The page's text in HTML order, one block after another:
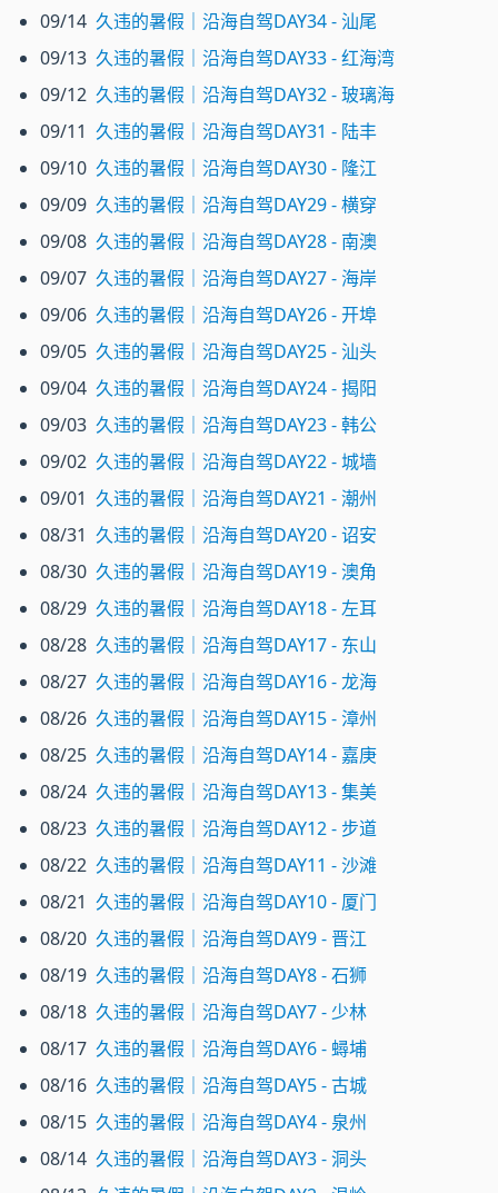
09/14 久违的暑假｜沿海自驾DAY34 - 汕尾
09/13 久违的暑假｜沿海自驾DAY33 - 红海湾
09/12 久违的暑假｜沿海自驾DAY32 - 玻璃海
09/11 久违的暑假｜沿海自驾DAY31 - 陆丰
09/10 久违的暑假｜沿海自驾DAY30 - 隆江
09/09 久违的暑假｜沿海自驾DAY29 - 横穿
09/08 久违的暑假｜沿海自驾DAY28 - 南澳
09/07 久违的暑假｜沿海自驾DAY27 - 海岸
09/06 久违的暑假｜沿海自驾DAY26 - 开埠
09/05 久违的暑假｜沿海自驾DAY25 - 汕头
09/04 久违的暑假｜沿海自驾DAY24 - 揭阳
09/03 久违的暑假｜沿海自驾DAY23 - 韩公
09/02 久违的暑假｜沿海自驾DAY22 - 城墙
09/01 久违的暑假｜沿海自驾DAY21 - 潮州
08/31 久违的暑假｜沿海自驾DAY20 - 诏安
08/30 久违的暑假｜沿海自驾DAY19 - 澳角
08/29 久违的暑假｜沿海自驾DAY18 - 左耳
08/28 久违的暑假｜沿海自驾DAY17 - 东山
08/27 久违的暑假｜沿海自驾DAY16 - 龙海
08/26 久违的暑假｜沿海自驾DAY15 - 漳州
08/25 久违的暑假｜沿海自驾DAY14 - 嘉庚
08/24 久违的暑假｜沿海自驾DAY13 - 集美
08/23 久违的暑假｜沿海自驾DAY12 - 步道
08/22 久违的暑假｜沿海自驾DAY11 - 沙滩
08/21 久违的暑假｜沿海自驾DAY10 - 厦门
08/20 久违的暑假｜沿海自驾DAY9 - 晋江
08/19 久违的暑假｜沿海自驾DAY8 - 石狮
08/18 久违的暑假｜沿海自驾DAY7 - 少林
08/17 久违的暑假｜沿海自驾DAY6 - 蟳埔
08/16 久违的暑假｜沿海自驾DAY5 - 古城
08/15 久违的暑假｜沿海自驾DAY4 - 泉州
08/14 久违的暑假｜沿海自驾DAY3 - 洞头